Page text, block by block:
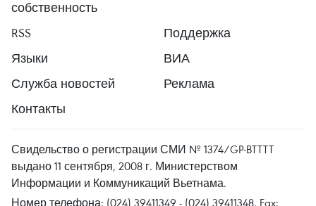
собственность
RSS
Поддержка
Языки
ВИА
Служба новостей
Реклама
Контакты
Свидельство о регистрации СМИ № 1374/GP-BTTTT
выдано 11 сентября, 2008 г. Министерством
Информации и Коммуникаций Вьетнама.
Номер телефона: (024) 39411349 - (024) 39411348, Fax: